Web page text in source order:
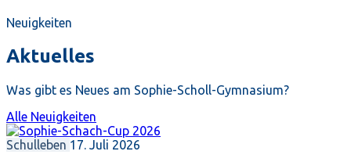
Neuigkeiten
Aktuelles
Was gibt es Neues am Sophie-Scholl-Gymnasium?
Alle Neuigkeiten
Schulleben 17. Juli 2026